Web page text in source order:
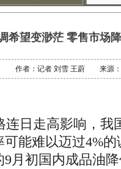
希望变渺茫 零售市场
作者：记者 刘雪 王蔚 来源：
日走高影响，我
能难以迈过4%
月初国内成品油